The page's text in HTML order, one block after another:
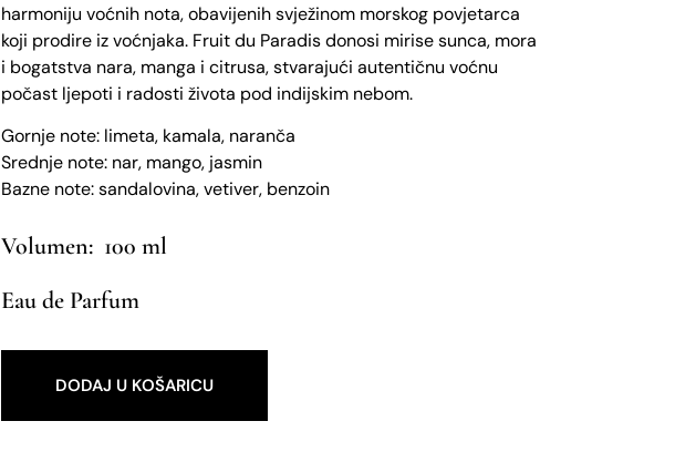
harmoniju voćnih nota, obavijenih svježinom morskog povjetarca
koji prodire iz voćnjaka. Fruit du Paradis donosi mirise sunca, mora
i bogatstva nara, manga i citrusa, stvarajući autentičnu voćnu
počast ljepoti i radosti života pod indijskim nebom.
Gornje note: limeta, kamala, naranča
Srednje note: nar, mango, jasmin
Bazne note: sandalovina, vetiver, benzoin
100 ml
Eau de Parfum
DODAJ U KOŠARICU